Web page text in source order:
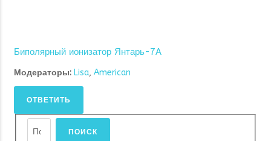
Биполярный ионизатор Янтарь-7А
Модераторы: Lisa, American
ОТВЕТИТЬ